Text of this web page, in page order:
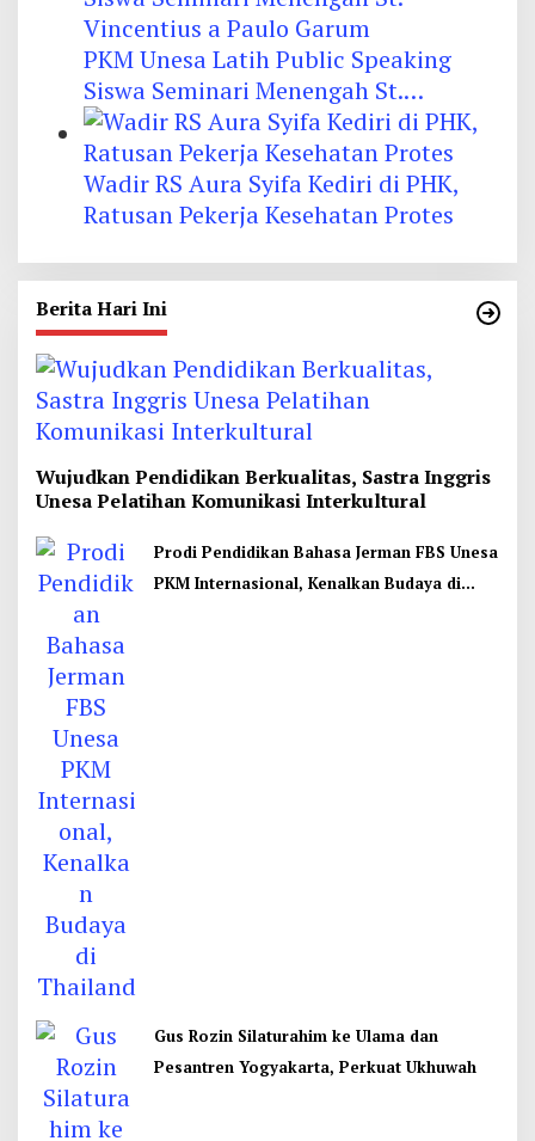
PKM Unesa Latih Public Speaking
Siswa Seminari Menengah St.
Vincentius a Paulo Garum
Wadir RS Aura Syifa Kediri di PHK,
Ratusan Pekerja Kesehatan Protes
Berita Hari Ini
Wujudkan Pendidikan Berkualitas, Sastra Inggris
Unesa Pelatihan Komunikasi Interkultural
Prodi Pendidikan Bahasa Jerman FBS Unesa
PKM Internasional, Kenalkan Budaya di
Gus Rozin Silaturahim ke Ulama dan
Pesantren Yogyakarta, Perkuat Ukhuwah